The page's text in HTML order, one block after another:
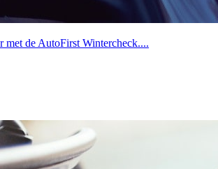
met de AutoFirst Wintercheck....